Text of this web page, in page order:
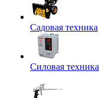
Садовая техника
Силовая техника